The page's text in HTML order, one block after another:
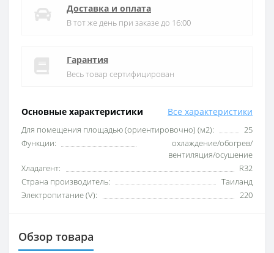
Основные характеристики Все характеристики
Для помещения площадью (ориентировочно) (м2):
25
Функции:
охлаждение/обогрев/
вентиляция/осушение
Хладагент:
R32
Страна производитель:
Таиланд
Электропитание (V):
220
Доставка и оплата
В тот же день при заказе до 16:00
Гарантия
Весь товар сертифицирован
Обзор товара